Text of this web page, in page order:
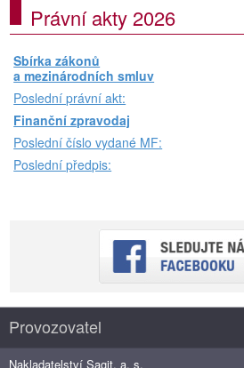
Právní akty 2026
Sbírka zákonů
a mezinárodních smluv
Poslední právní akt:
Finanční zpravodaj
Poslední číslo vydané MF:
Poslední předpis:
Provozovatel
Nakladatelství Sagit, a. s.